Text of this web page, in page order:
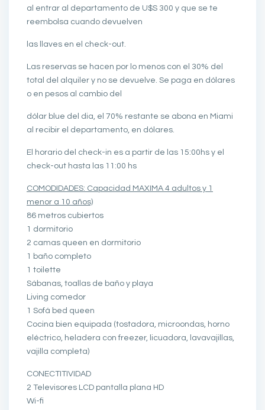
al entrar al departamento de U$S 300 y que se te
reembolsa cuando devuelven
las llaves en el check-out.
Las reservas se hacen por lo menos con el 30% del
total del alquiler y no se devuelve. Se paga en dólares
o en pesos al cambio del
dólar blue del dia, el 70% restante se abona en Miami
al recibir el departamento, en dólares.
El horario del check-in es a partir de las 15:00hs y el
check-out hasta las 11:00 hs
COMODIDADES: Capacidad MAXIMA 4 adultos y 1
menor a 10 años)
86 metros cubiertos
1 dormitorio
2 camas queen en dormitorio
1 baño completo
1 toilette
Sábanas, toallas de baño y playa
Living comedor
1 Sofá bed queen
Cocina bien equipada (tostadora, microondas, horno
eléctrico, heladera con freezer, licuadora, lavavajillas,
vajilla completa)
CONECTITIVIDAD
2 Televisores LCD pantalla plana HD
Wi-fi